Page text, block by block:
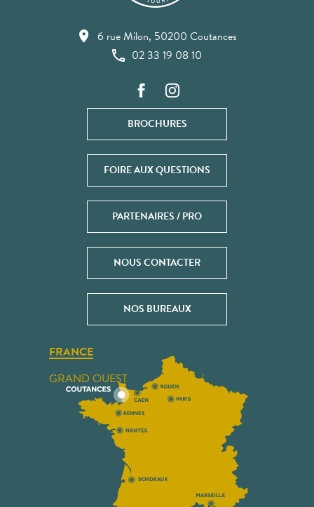
6 rue Milon, 50200 Coutances
02 33 19 08 10
BROCHURES
FOIRE AUX QUESTIONS
PARTENAIRES / PRO
NOUS CONTACTER
NOS BUREAUX
FRANCE
GRAND OUEST